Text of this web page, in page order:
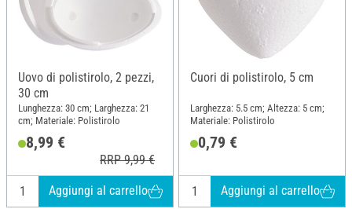
Uovo di polistirolo, 2 pezzi,
30 cm
Lunghezza: 30 cm; Larghezza: 21
cm; Materiale: Polistirolo
8,99 €
RRP 9,99 €
Aggiungi al carrello
Cuori di polistirolo, 5 cm
Larghezza: 5.5 cm; Altezza: 5 cm;
Materiale: Polistirolo
0,79 €
Aggiungi al carrello